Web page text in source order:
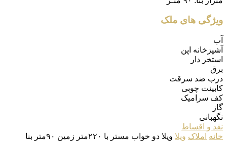
ویژگی های ملک
آب
آشپزخانه اپن
استخر دار
برق
درب ضد سرقت
کابینت چوبی
کف سرامیک
گاز
نگهبانی
نقد و اقساط
خانه املاک ویلا ویلا دو خواب مستر با ۲۲۰متر زمین ۹۰متر بنا